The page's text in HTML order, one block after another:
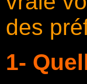
des
1-